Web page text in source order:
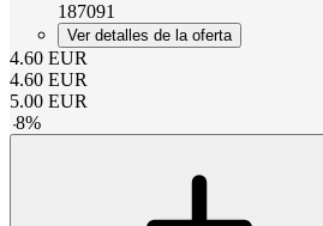
187091
Ver detalles de la oferta
4.60 EUR
4.60 EUR
5.00 EUR
-8%